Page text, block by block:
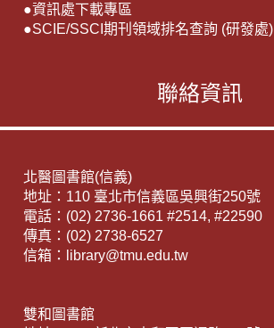
●資訊處下載專區
●SCIE/SSCI期刊領域排名查詢 (研發處)
聯絡資訊
北醫圖書館(信義)
地址：110 臺北市信義區吳興街250號
電話：(02) 2736-1661 #2514, #22590
傳真：(02) 2738-6527
信箱：library@tmu.edu.tw
雙和圖書館